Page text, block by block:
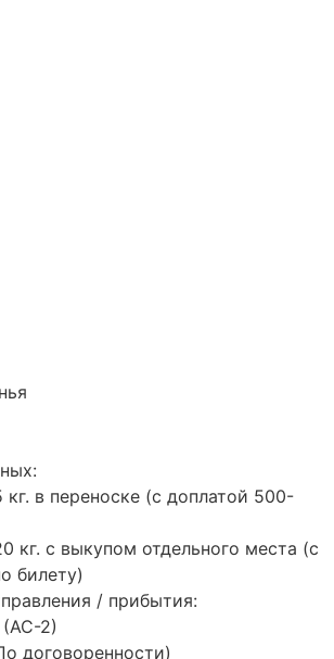
в переноске (с доплатой 500-
кг. с выкупом отдельного места (с
билету)
/ прибытия:
2)
договоренности)